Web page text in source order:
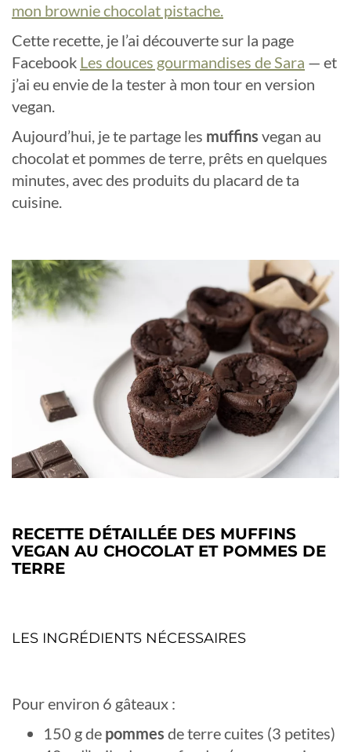
mon brownie chocolat pistache.
Cette recette, je l’ai découverte sur la page
Facebook Les douces gourmandises de Sara — et
j’ai eu envie de la tester à mon tour en version
vegan.
Aujourd’hui, je te partage les muffins vegan au
chocolat et pommes de terre, prêts en quelques
minutes, avec des produits du placard de ta
cuisine.
RECETTE DÉTAILLÉE DES MUFFINS
VEGAN AU CHOCOLAT ET POMMES DE
TERRE
LES INGRÉDIENTS NÉCESSAIRES
Pour environ 6 gâteaux :
150 g de pommes de terre cuites (3 petites)